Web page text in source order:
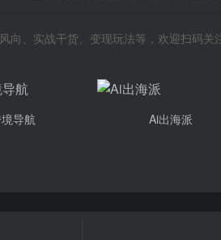
、实战干货、变现玩法等，欢迎扫码关
导航 Ai出海派